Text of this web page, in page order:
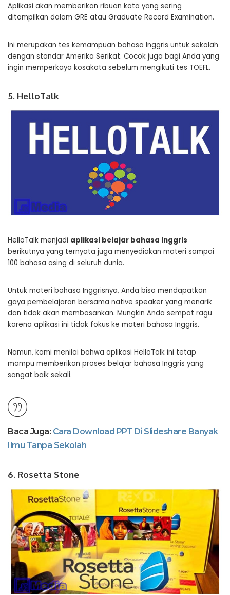
Aplikasi akan memberikan ribuan kata yang sering
ditampilkan dalam GRE atau Graduate Record Examination.
Ini merupakan tes kemampuan bahasa Inggris untuk sekolah
dengan standar Amerika Serikat. Cocok juga bagi Anda yang
ingin memperkaya kosakata sebelum mengikuti tes TOEFL.
5. HelloTalk
HelloTalk menjadi aplikasi belajar bahasa Inggris
berikutnya yang ternyata juga menyediakan materi sampai
100 bahasa asing di seluruh dunia.
Untuk materi bahasa Inggrisnya, Anda bisa mendapatkan
gaya pembelajaran bersama native speaker yang menarik
dan tidak akan membosankan. Mungkin Anda sempat ragu
karena aplikasi ini tidak fokus ke materi bahasa Inggris.
Namun, kami menilai bahwa aplikasi HelloTalk ini tetap
mampu memberikan proses belajar bahasa Inggris yang
sangat baik sekali.
Baca Juga: Cara Download PPT Di Slideshare Banyak
Ilmu Tanpa Sekolah
6. Rosetta Stone